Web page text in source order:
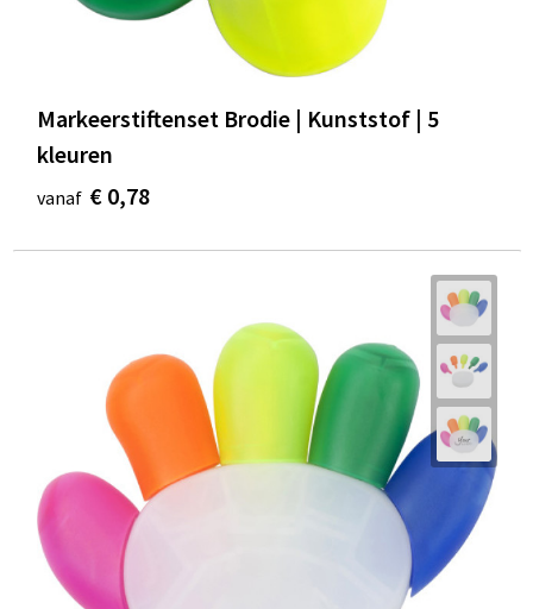
Markeerstiftenset Brodie | Kunststof | 5
kleuren
vanaf € 0,78